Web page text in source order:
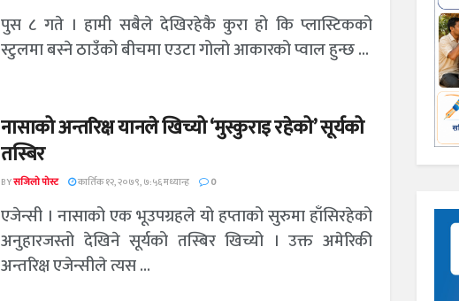
पुस ८ गते । हामी सबैले देखिरहेकै कुरा हो कि प्लास्टिकको
स्टुलमा बस्ने ठाउँको बीचमा एउटा गोलो आकारको प्वाल हुन्छ ...
नासाको अन्तरिक्ष यानले खिच्यो ‘मुस्कुराइ रहेको’ सूर्यको
तस्बिर
BYसजिलो पोस्ट कार्तिक १२, २०७९, ७:५६ मध्यान्ह 0
एजेन्सी । नासाको एक भूउपग्रहले यो हप्ताको सुरुमा हाँसिरहेको
अनुहारजस्तो देखिने सूर्यको तस्बिर खिच्यो । उक्त अमेरिकी
अन्तरिक्ष एजेन्सीले त्यस ...